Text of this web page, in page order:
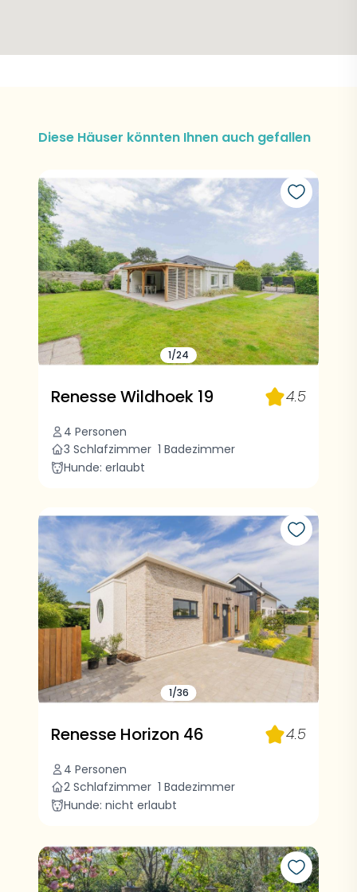
Diese Häuser könnten Ihnen auch gefallen
1/24
Renesse Wildhoek 19
4 Personen
3 Schlafzimmer 1 Badezimmer
Hunde: erlaubt
4.5
1/36
Renesse Horizon 46
4 Personen
2 Schlafzimmer 1 Badezimmer
Hunde: nicht erlaubt
4.5